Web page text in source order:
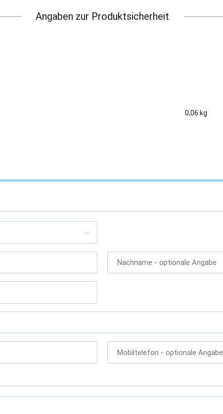
Angaben zur Produktsicherheit
0,06 kg
Nachname - optionale Angabe
Mobiltelefon - optionale Angabe